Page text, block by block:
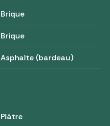
Brique
Brique
Asphalte (bardeau)
Plâtre